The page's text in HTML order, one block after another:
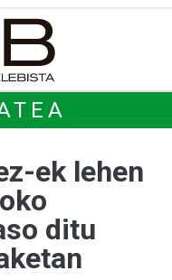
ek lehen
ditu